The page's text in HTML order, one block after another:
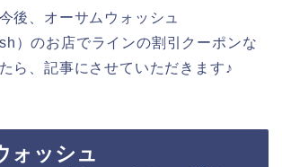
後、オーサムウォッシュ
）のお店でラインの割引クーポンな
ら、記事にさせていただきます♪
ォッシュ